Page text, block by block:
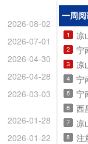
2026-08-02
2026-07-01
2026-04-30
2026-04-28
2026-03-03
2026-01-28
2026-01-22
一周
凉
凉山
宁南
宁南
西
凉山
注